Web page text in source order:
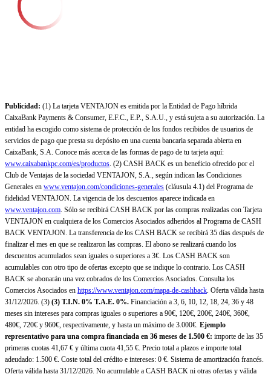
Publicidad: (1) La tarjeta VENTAJON es emitida por la Entidad de Pago híbrida
CaixaBank Payments & Consumer, E.F.C., E.P., S.A.U., y está sujeta a su autorización. La
entidad ha escogido como sistema de protección de los fondos recibidos de usuarios de
servicios de pago que presta su depósito en una cuenta bancaria separada abierta en
CaixaBank, S.A. Conoce más acerca de las formas de pago de tu tarjeta aquí:
www.caixabankpc.com/es/productos. (2) CASH BACK es un beneficio ofrecido por el
Club de Ventajas de la sociedad VENTAJON, S.A., según indican las Condiciones
Generales en www.ventajon.com/condiciones-generales (cláusula 4.1) del Programa de
fidelidad VENTAJON. La vigencia de los descuentos aparece indicada en
www.ventajon.com. Sólo se recibirá CASH BACK por las compras realizadas con Tarjeta
VENTAJON en cualquiera de los Comercios Asociados adheridos al Programa de CASH
BACK VENTAJON. La transferencia de los CASH BACK se recibirá 35 días después de
finalizar el mes en que se realizaron las compras. El abono se realizará cuando los
descuentos acumulados sean iguales o superiores a 3€. Los CASH BACK son
acumulables con otro tipo de ofertas excepto que se indique lo contrario. Los CASH
BACK se abonarán una vez cobrados de los Comercios Asociados. Consulta los
Comercios Asociados en https://www.ventajon.com/mapa-de-cashback. Oferta válida hasta
31/12/2026. (3) (3) T.I.N. 0% T.A.E. 0%. Financiación a 3, 6, 10, 12, 18, 24, 36 y 48
meses sin intereses para compras iguales o superiores a 90€, 120€, 200€, 240€, 360€,
480€, 720€ y 960€, respectivamente, y hasta un máximo de 3.000€. Ejemplo
representativo para una compra financiada en 36 meses de 1.500 €: importe de las 35
primeras cuotas 41,67 € y última cuota 41,55 €. Precio total a plazos e importe total
adeudado: 1.500 €. Coste total del crédito e intereses: 0 €. Sistema de amortización francés.
Oferta válida hasta 31/12/2026. No acumulable a CASH BACK ni otras ofertas y válida